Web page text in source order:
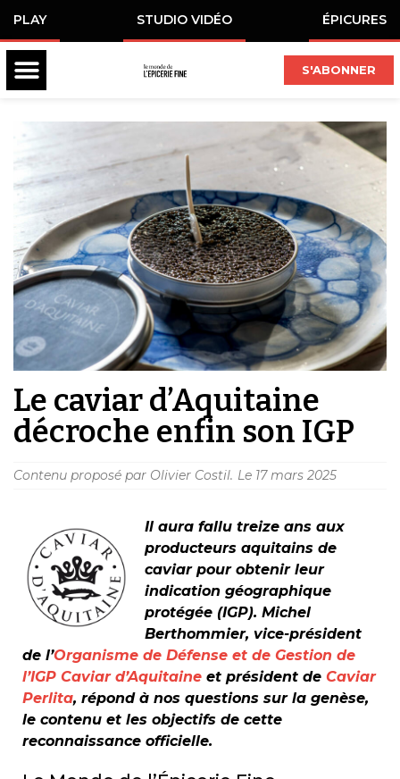
PLAY STUDIO VIDÉO ÉPICURES
S'ABONNER
Le caviar d’Aquitaine
décroche enfin son IGP
Contenu proposé par Olivier Costil. Le 17 mars 2025
Il aura fallu treize ans aux
producteurs aquitains de
caviar pour obtenir leur
indication géographique
protégée (IGP). Michel
Berthommier, vice-président
de l’Organisme de Défense et de Gestion de
l’IGP Caviar d’Aquitaine et président de Caviar
Perlita, répond à nos questions sur la genèse,
le contenu et les objectifs de cette
reconnaissance officielle.